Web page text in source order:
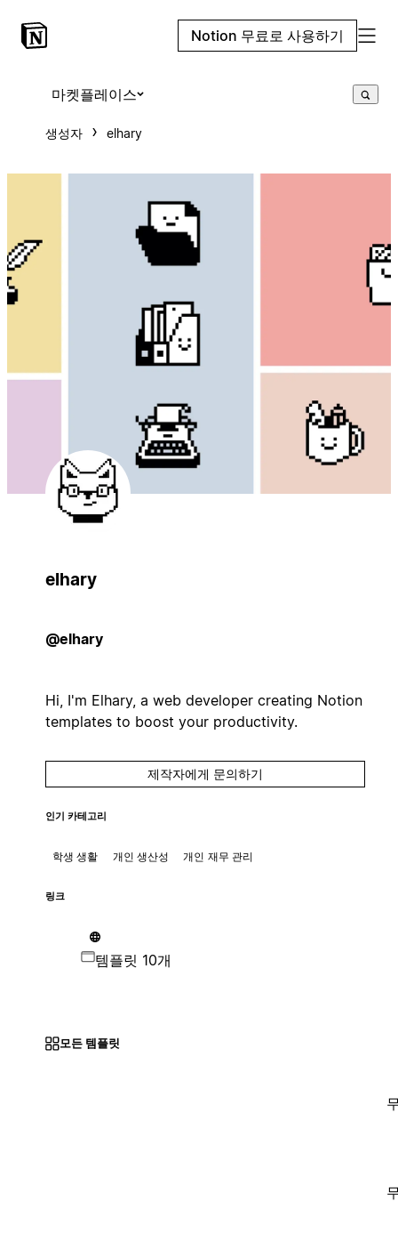
Notion 무료로 사용하기
마켓플레이스
생성자 elhary
elhary
@elhary
Hi, I'm Elhary, a web developer creating Notion
templates to boost your productivity.
제작자에게 문의하기
인기 카테고리
학생 생활 개인 생산성 개인 재무 관리
링크
템플릿 10개
모든 템플릿